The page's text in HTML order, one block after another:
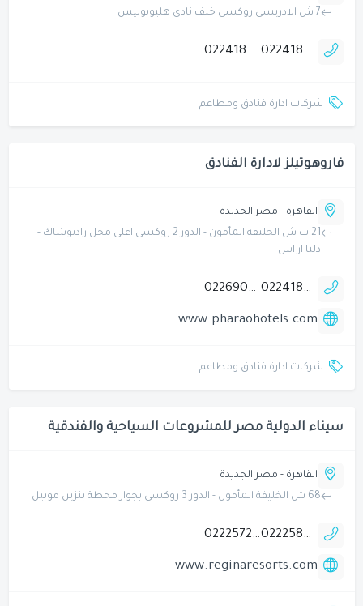
7 ش الادريسى روكسى خلف نادى هليوبوليس
0224188496
0224188497
شركات ادارة فنادق ومطاعم
فاروهوتيلز لادارة الفنادق
القاهرة - مصر الجديدة
21 ب ش الخليفة المأمون - الدور 2 روكسى اعلى محل راديوشاك -
دلتا ار اس
0224186703
0226904374
www.pharaohotels.com
شركات ادارة فنادق ومطاعم
سيناء الدولية مصر للمشروعات السياحية والفندقية
القاهرة - مصر الجديدة
68 ش الخليفة المأمون - الدور 3 روكسى بجوار محطة بنزين موبيل
0222589726
0222572010
www.reginaresorts.com